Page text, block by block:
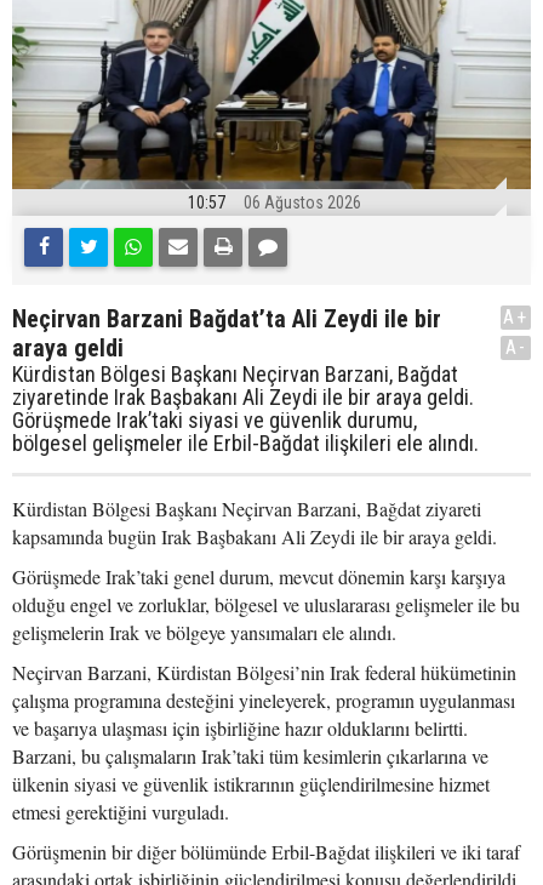
10:57 06 Ağustos 2026
Neçirvan Barzani Bağdat’ta Ali Zeydi ile bir
araya geldi
Kürdistan Bölgesi Başkanı Neçirvan Barzani, Bağdat
ziyaretinde Irak Başbakanı Ali Zeydi ile bir araya geldi.
Görüşmede Irak’taki siyasi ve güvenlik durumu,
bölgesel gelişmeler ile Erbil-Bağdat ilişkileri ele alındı.
A+
A-
Kürdistan Bölgesi Başkanı Neçirvan Barzani, Bağdat ziyareti
kapsamında bugün Irak Başbakanı Ali Zeydi ile bir araya geldi.
Görüşmede Irak’taki genel durum, mevcut dönemin karşı karşıya
olduğu engel ve zorluklar, bölgesel ve uluslararası gelişmeler ile bu
gelişmelerin Irak ve bölgeye yansımaları ele alındı.
Neçirvan Barzani, Kürdistan Bölgesi’nin Irak federal hükümetinin
çalışma programına desteğini yineleyerek, programın uygulanması
ve başarıya ulaşması için işbirliğine hazır olduklarını belirtti.
Barzani, bu çalışmaların Irak’taki tüm kesimlerin çıkarlarına ve
ülkenin siyasi ve güvenlik istikrarının güçlendirilmesine hizmet
etmesi gerektiğini vurguladı.
Görüşmenin bir diğer bölümünde Erbil-Bağdat ilişkileri ve iki taraf
arasındaki ortak işbirliğinin güçlendirilmesi konusu değerlendirildi.